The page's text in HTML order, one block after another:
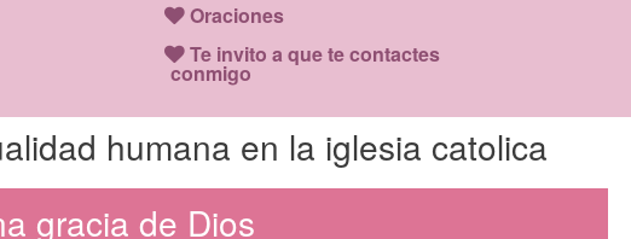
Oraciones
Te invito a que te contactes
conmigo
humana en la iglesia catolica
gracia de Dios